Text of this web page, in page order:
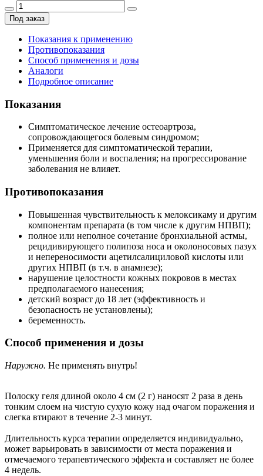
Под заказ
Показания к применению
Противопоказания
Способ применения и дозы
Аналоги
Подробное описание
Показания
Симптоматическое лечение остеоартроза,
сопровождающегося болевым синдромом;
Применяется для симптоматической терапии,
уменьшения боли и воспаления; на прогрессирование
заболевания не влияет.
Противопоказания
Повышенная чувствительность к мелоксикаму и другим
компонентам препарата (в том числе к другим HПВП);
полное или неполное сочетание бронхиальной астмы,
рецидивирующего полипоза носа и околоносовых пазух
и непереносимости ацетилсалициловой кислоты или
других НПВП (в т.ч. в анамнезе);
нарушение целостности кожных покровов в местах
предполагаемого нанесения;
детский возраст до 18 лет (эффективность и
безопасность не установлены);
беременность.
Способ применения и дозы
Наружно. Не применять внутрь!
Полоску геля длиной около 4 см (2 г) наносят 2 раза в день
тонким слоем на чистую сухую кожу над очагом поражения и
слегка втирают в течение 2-3 минут.
Длительность курса терапии определяется индивидуально,
может варьировать в зависимости от места поражения и
отмечаемого терапевтического эффекта и составляет не более
4 недель.